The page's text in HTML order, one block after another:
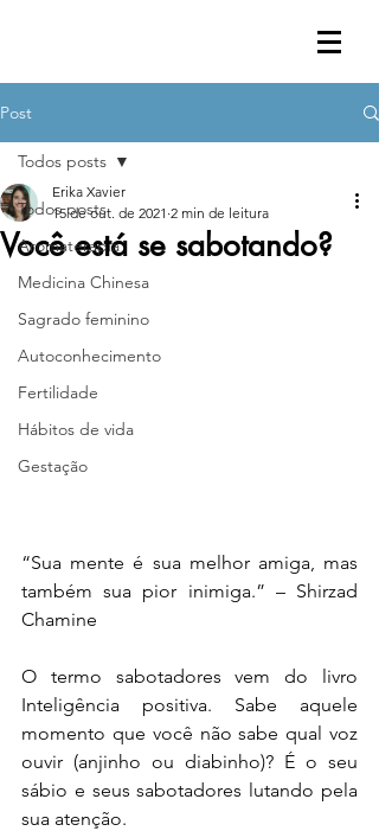
Post
Todos posts
Aromaterapia
Medicina Chinesa
Sagrado feminino
Autoconhecimento
Fertilidade
Hábitos de vida
Gestação
Todos posts
Você está se sabotando?
Erika Xavier
15 de out. de 2021 2 min de leitura
“Sua mente é sua melhor amiga, mas
também sua pior inimiga.” – Shirzad
Chamine
O termo sabotadores vem do livro
Inteligência positiva. Sabe aquele
momento que você não sabe qual voz
ouvir (anjinho ou diabinho)? É o seu
sábio e seus sabotadores lutando pela
sua atenção.